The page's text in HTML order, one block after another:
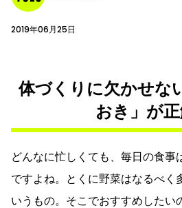
2019年06月25日
体づくりに欠かせな
おき」が正
どんなに忙しくても、毎日の食事
ですよね。とくに野菜はなるべく
いうもの。そこでおすすめしたい